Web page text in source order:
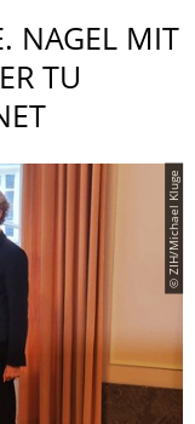
NAGEL MIT
TU
© ZIH/Michael Kluge